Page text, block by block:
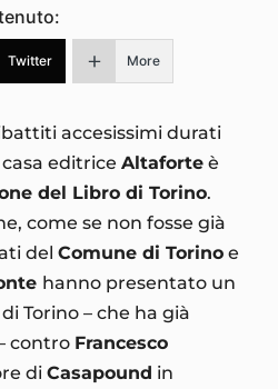
Twitter More
accesissimi durati
editrice Altaforte è
del Libro di Torino.
come se non fosse già
del Comune di Torino e
hanno presentato un
Torino – che ha già
contro Francesco
di Casapound in